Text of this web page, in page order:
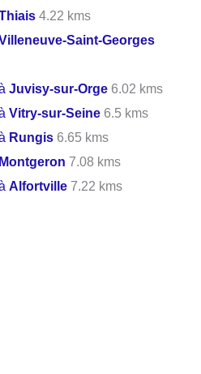
4.22 kms
Saint-Georges
Juvisy-sur-Orge 6.02 kms
Vitry-sur-Seine 6.5 kms
Rungis 6.65 kms
Montgeron 7.08 kms
Alfortville 7.22 kms